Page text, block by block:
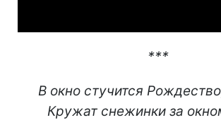
***
В окно стучится
Кружат снежинки за